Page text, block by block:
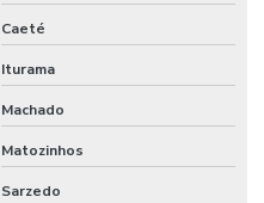
Caeté
Iturama
Machado
Matozinhos
Sarzedo